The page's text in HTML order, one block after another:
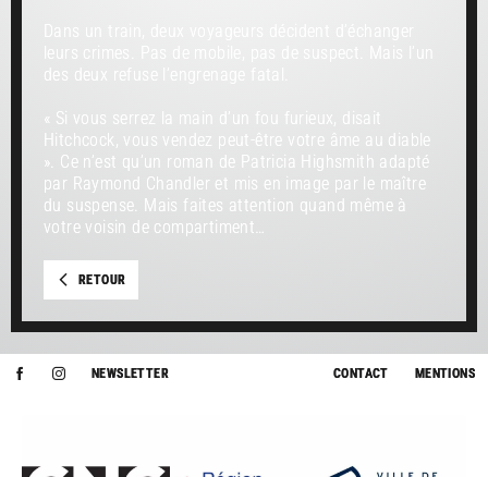
des deux refuse l’engrenage fatal.
« Si vous serrez la main d’un fou furieux, disait
Hitchcock, vous vendez peut-être votre âme au diable
». Ce n’est qu’un roman de Patricia Highsmith adapté
par Raymond Chandler et mis en image par le maître
du suspense. Mais faites attention quand même à
votre voisin de compartiment…
RETOUR
NEWSLETTER CONTACT MENTIONS